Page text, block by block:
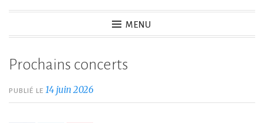
MENU
Prochains concerts
PUBLIÉ LE 14 juin 2026